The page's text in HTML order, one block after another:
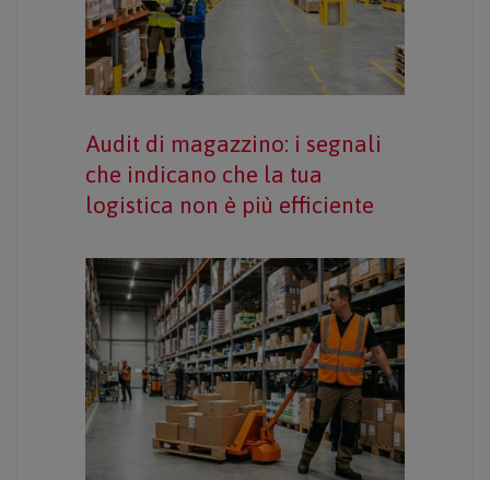
Audit di magazzino: i segnali
che indicano che la tua
logistica non è più efficiente